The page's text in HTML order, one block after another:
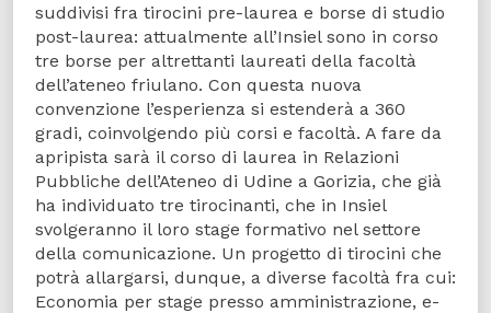
suddivisi fra tirocini pre-laurea e borse di studio
post-laurea: attualmente all’Insiel sono in corso
tre borse per altrettanti laureati della facoltà
dell’ateneo friulano. Con questa nuova
convenzione l’esperienza si estenderà a 360
gradi, coinvolgendo più corsi e facoltà. A fare da
apripista sarà il corso di laurea in Relazioni
Pubbliche dell’Ateneo di Udine a Gorizia, che già
ha individuato tre tirocinanti, che in Insiel
svolgeranno il loro stage formativo nel settore
della comunicazione. Un progetto di tirocini che
potrà allargarsi, dunque, a diverse facoltà fra cui:
Economia per stage presso amministrazione, e-